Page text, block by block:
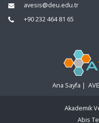
avesis@deu.edu.tr
+90 232 464 81 65
Ana Sayfa |
Akademik
Abis